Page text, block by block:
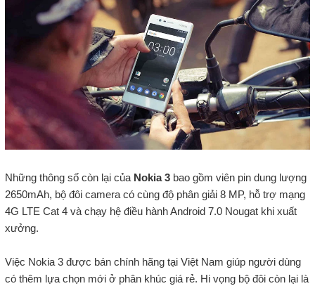
Những thông số còn lại của Nokia 3bao gồm viên pin dung lượng
2650mAh, bộ đôi camera có cùng độ phân giải 8 MP, hỗ trợ mạng
4G LTE Cat 4 và chạy hệ điều hành Android 7.0 Nougat khi xuất
xưởng.
Việc Nokia 3 được bán chính hãng tại Việt Nam giúp người dùng
có thêm lựa chọn mới ở phân khúc giá rẻ. Hi vọng bộ đôi còn lại là